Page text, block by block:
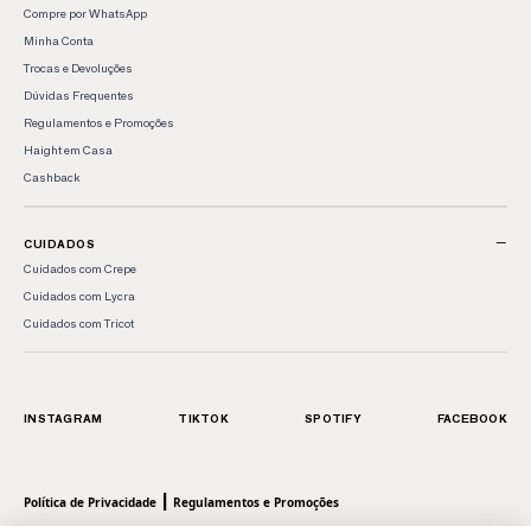
Compre por WhatsApp
Minha Conta
Trocas e Devoluções
Dúvidas Frequentes
Regulamentos e Promoções
Haight em Casa
Cashback
CUIDADOS −
Cuidados com Crepe
Cuidados com Lycra
Cuidados com Tricot
INSTAGRAM TIKTOK SPOTIFY FACEBOOK
Política de Privacidade | Regulamentos e Promoções